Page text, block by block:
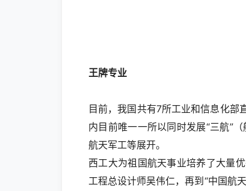
王牌专业
目前，我国共有7所工业和信息化部
内目前唯一一所以同时发展“三航”
航天军工等展开。
西工大为祖国航天事业培养了大量
工程总设计师吴伟仁，再到“中国航